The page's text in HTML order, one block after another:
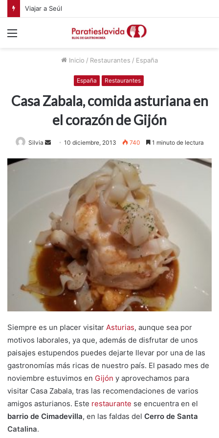
Viajar a Seúl
Inicio / Restaurantes / España
España Restaurantes
Casa Zabala, comida asturiana en
el corazón de Gijón
Silvia
S
e
a
i
10 diciembre, 2013 740 1 minuto de lectura
Siempre es un placer visitar Asturias, aunque sea por
motivos laborales, ya que, además de disfrutar de unos
paisajes estupendos puedes dejarte llevar por una de las
gastronomías más ricas de nuestro país. El pasado mes de
noviembre estuvimos en Gijón y aprovechamos para
visitar Casa Zabala, tras las recomendaciones de varios
amigos asturianos. Este restaurante se encuentra en el
barrio de Cimadevilla, en las faldas del Cerro de Santa
Catalina.